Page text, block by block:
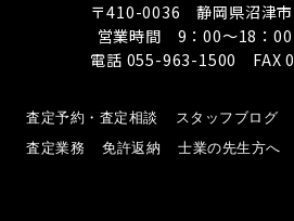
〒410-0036 静岡県沼津
営業時間 9：00～18：
電話 055-963-1500 FAX
査定予約・査定相談 スタッフブログ
査定業務
免許返納 士業の先生方へ